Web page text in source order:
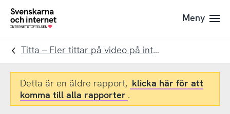
Till
navigation
Till
innehåll
To
Meny
Titta – Fler tittar på video på internet
Detta är en äldre rapport, klicka här för att
komma till alla rapporter .